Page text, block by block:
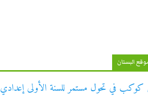
البستان
في تحول مستمر للسنة الأولى إعدادي